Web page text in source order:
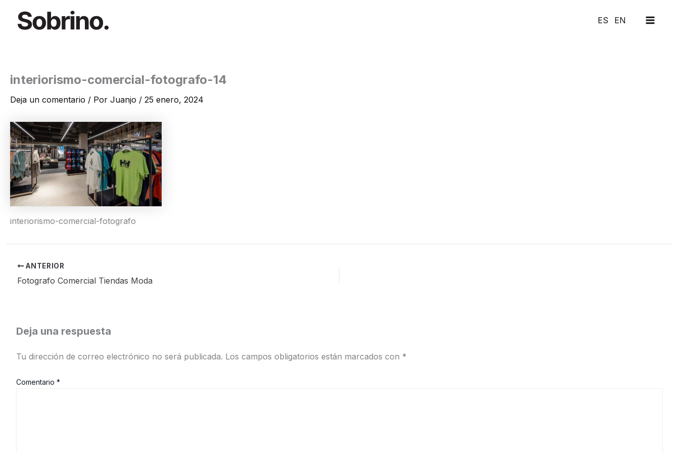
contenido
ES EN
interiorismo-comercial-fotografo-14
Deja un comentario / Por Juanjo / 25 enero, 2024
interiorismo-comercial-fotografo
ANTERIOR
Fotografo Comercial Tiendas Moda
Deja una respuesta
Tu dirección de correo electrónico no será publicada. Los campos obligatorios están marcados con *
Comentario *